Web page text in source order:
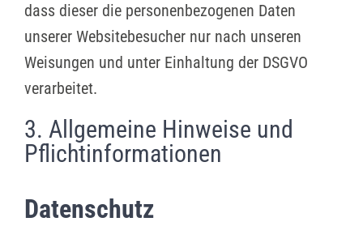
dass dieser die personenbezogenen Daten
unserer Websitebesucher nur nach unseren
Weisungen und unter Einhaltung der DSGVO
verarbeitet.
3. Allgemeine Hinweise und
Pflicht­informationen
Datenschutz